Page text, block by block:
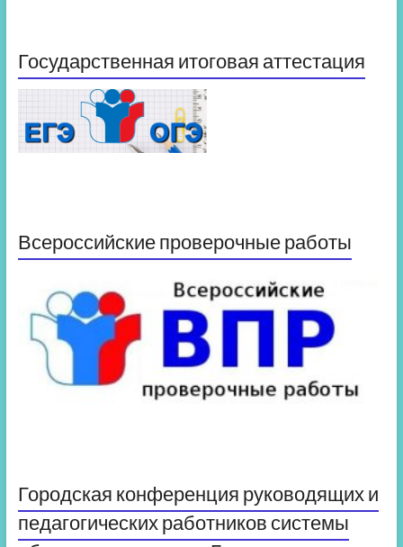
Государственная итоговая аттестация
Всероссийские проверочные работы
Городская конференция руководящих и
педагогических работников системы